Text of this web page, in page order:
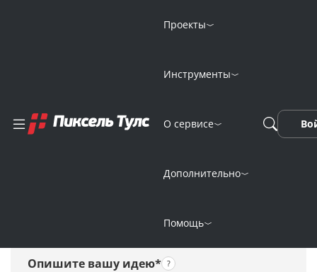
Проекты
Инструменты
О сервисе
Дополнительно
Помощь
коротких историй
нейросетью
Опишите вашу идею*